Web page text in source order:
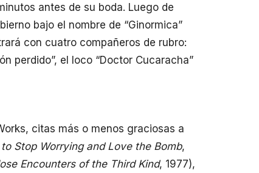
antes de su boda. Luego de
bajo el nombre de “Ginormica”
con cuatro compañeros de rubro:
perdido”, el loco “Doctor Cucaracha”
citas más o menos graciosas a
Stop Worrying and Love the Bomb,
Encounters of the Third Kind, 1977),